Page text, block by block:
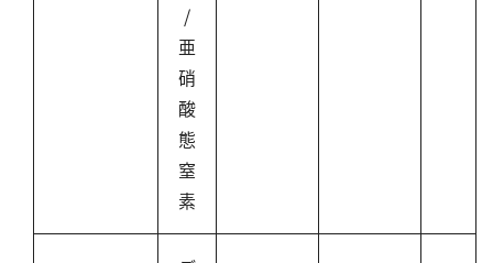
/
亜
硝
酸
態
窒
素